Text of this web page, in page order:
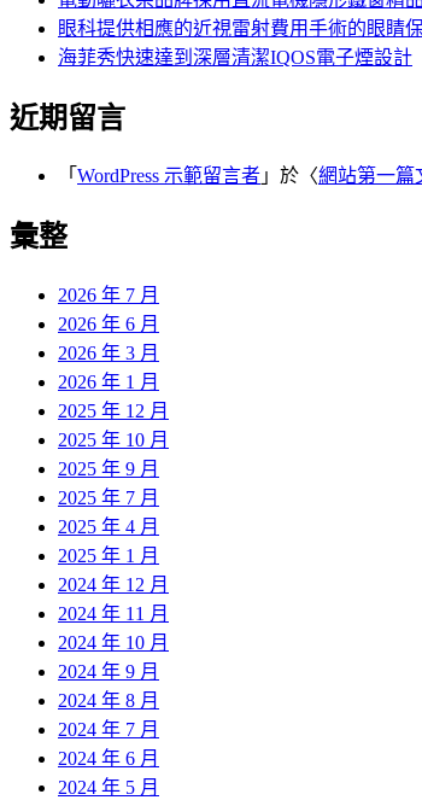
眼科提供相應的近視雷射費用手術的眼睛
海菲秀快速達到深層清潔IQOS電子煙設計
近期留言
「 WordPress 示範留言者 」於〈網站第一篇
彙整
2026 年 7 月
2026 年 6 月
2026 年 3 月
2026 年 1 月
2025 年 12 月
2025 年 10 月
2025 年 9 月
2025 年 7 月
2025 年 4 月
2025 年 1 月
2024 年 12 月
2024 年 11 月
2024 年 10 月
2024 年 9 月
2024 年 8 月
2024 年 7 月
2024 年 6 月
2024 年 5 月